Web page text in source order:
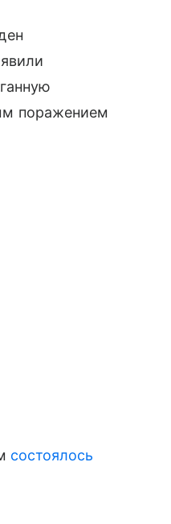
поражением
состоялось